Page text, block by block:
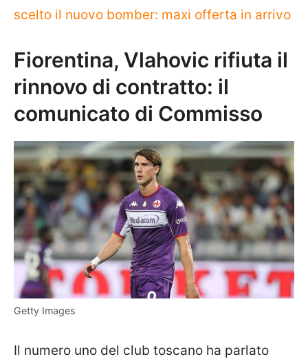
scelto il nuovo bomber: maxi offerta in arrivo
Fiorentina, Vlahovic rifiuta il
rinnovo di contratto: il
comunicato di Commisso
Getty Images
Il numero uno del club toscano ha parlato